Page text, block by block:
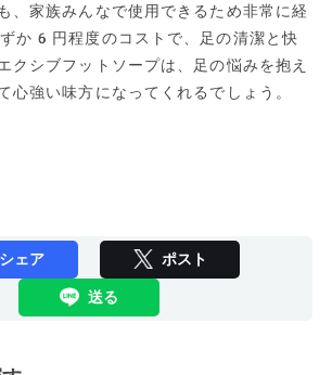
、家族みんなで使用できるため非常に経
か6円程度のコストで、足の清潔と快
クシブフットソープは、足の悩みを抱え
心強い味方になってくれるでしょう。
シェア ポスト
送る